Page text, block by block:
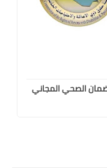
الصحي المجاني